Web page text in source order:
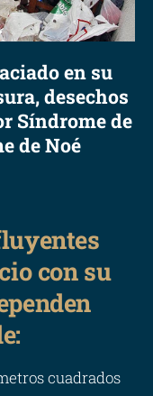
en su
desechos
Síndrome de
de Noé
con su
cuadrados